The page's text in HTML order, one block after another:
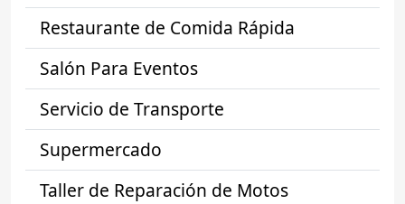
Restaurante de Comida Rápida
Salón Para Eventos
Servicio de Transporte
Supermercado
Taller de Reparación de Motos